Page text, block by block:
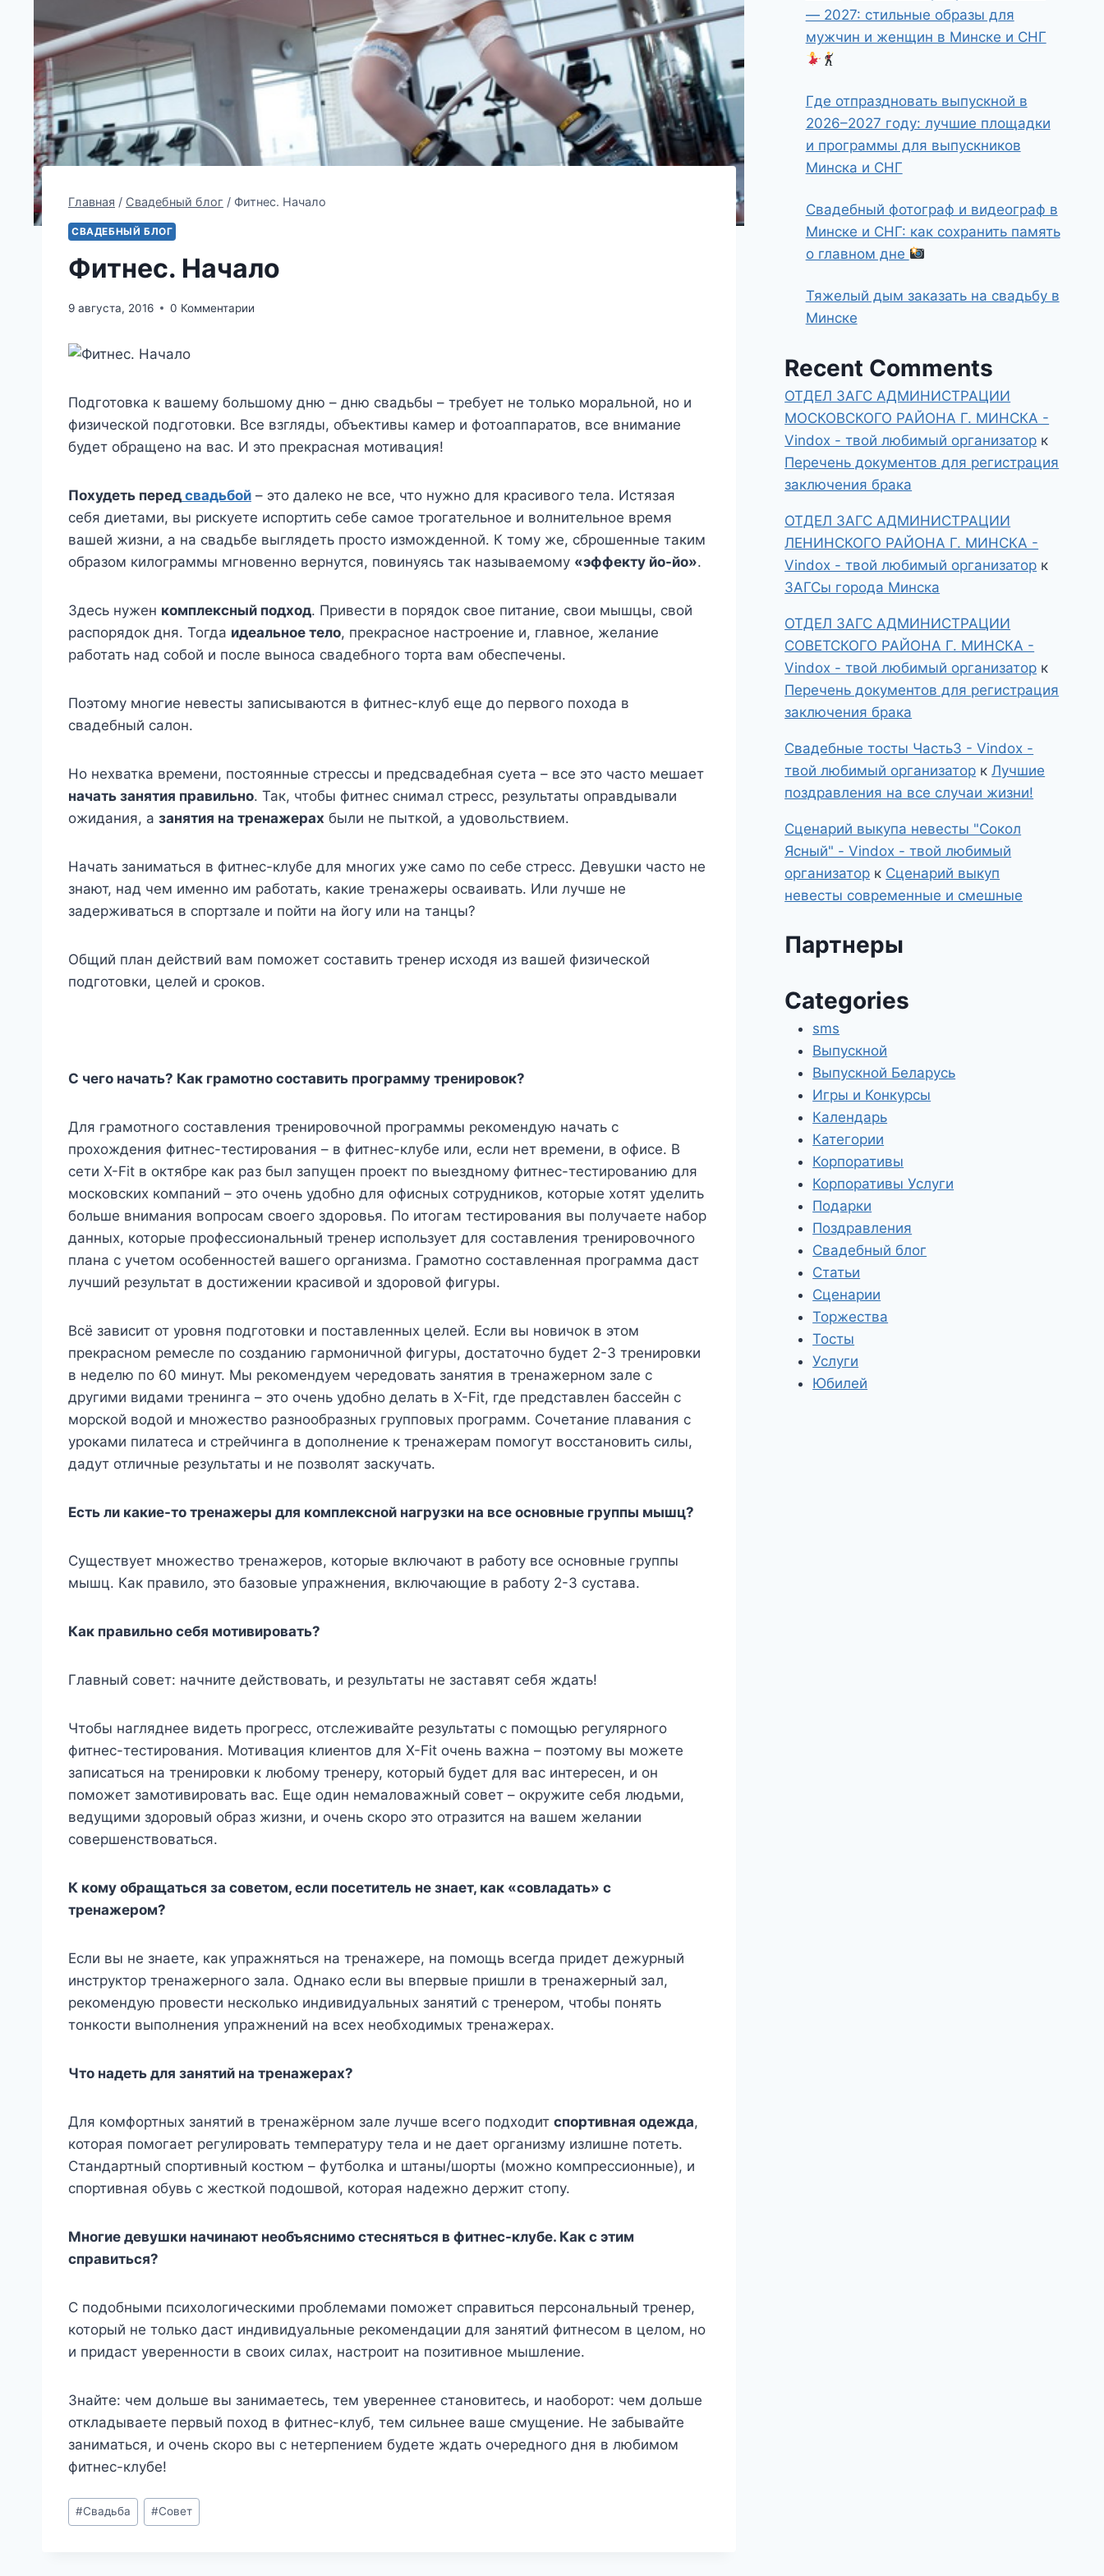
Главная / Свадебный блог / Фитнес. Начало
СВАДЕБНЫЙ БЛОГ
Фитнес. Начало
9 августа, 2016 0 Комментарии
Подготовка к вашему большому дню – дню свадьбы – требует не только моральной, но и
физической подготовки. Все взгляды, объективы камер и фотоаппаратов, все внимание
будет обращено на вас. И это прекрасная мотивация!
Похудеть перед свадьбой – это далеко не все, что нужно для красивого тела. Истязая
себя диетами, вы рискуете испортить себе самое трогательное и волнительное время
вашей жизни, а на свадьбе выглядеть просто изможденной. К тому же, сброшенные таким
образом килограммы мгновенно вернутся, повинуясь так называемому «эффекту йо-йо».
Здесь нужен комплексный подход. Привести в порядок свое питание, свои мышцы, свой
распорядок дня. Тогда идеальное тело, прекрасное настроение и, главное, желание
работать над собой и после выноса свадебного торта вам обеспечены.
Поэтому многие невесты записываются в фитнес-клуб еще до первого похода в
свадебный салон.
Но нехватка времени, постоянные стрессы и предсвадебная суета – все это часто мешает
начать занятия правильно. Так, чтобы фитнес снимал стресс, результаты оправдывали
ожидания, а занятия на тренажерах были не пыткой, а удовольствием.
Начать заниматься в фитнес-клубе для многих уже само по себе стресс. Девушки часто не
знают, над чем именно им работать, какие тренажеры осваивать. Или лучше не
задерживаться в спортзале и пойти на йогу или на танцы?
Общий план действий вам поможет составить тренер исходя из вашей физической
подготовки, целей и сроков.
С чего начать? Как грамотно составить программу тренировок?
Для грамотного составления тренировочной программы рекомендую начать с
прохождения фитнес-тестирования – в фитнес-клубе или, если нет времени, в офисе. В
сети X-Fit в октябре как раз был запущен проект по выездному фитнес-тестированию для
московских компаний – это очень удобно для офисных сотрудников, которые хотят уделить
больше внимания вопросам своего здоровья. По итогам тестирования вы получаете набор
данных, которые профессиональный тренер использует для составления тренировочного
плана с учетом особенностей вашего организма. Грамотно составленная программа даст
лучший результат в достижении красивой и здоровой фигуры.
Всё зависит от уровня подготовки и поставленных целей. Если вы новичок в этом
прекрасном ремесле по созданию гармоничной фигуры, достаточно будет 2-3 тренировки
в неделю по 60 минут. Мы рекомендуем чередовать занятия в тренажерном зале с
другими видами тренинга – это очень удобно делать в X-Fit, где представлен бассейн с
морской водой и множество разнообразных групповых программ. Сочетание плавания с
уроками пилатеса и стрейчинга в дополнение к тренажерам помогут восстановить силы,
дадут отличные результаты и не позволят заскучать.
Есть ли какие-то тренажеры для комплексной нагрузки на все основные группы мышц?
Существует множество тренажеров, которые включают в работу все основные группы
мышц. Как правило, это базовые упражнения, включающие в работу 2-3 сустава.
Как правильно себя мотивировать?
Главный совет: начните действовать, и результаты не заставят себя ждать!
Чтобы нагляднее видеть прогресс, отслеживайте результаты с помощью регулярного
фитнес-тестирования. Мотивация клиентов для X-Fit очень важна – поэтому вы можете
записаться на тренировки к любому тренеру, который будет для вас интересен, и он
поможет замотивировать вас. Еще один немаловажный совет – окружите себя людьми,
ведущими здоровый образ жизни, и очень скоро это отразится на вашем желании
совершенствоваться.
К кому обращаться за советом, если посетитель не знает, как «совладать» с
тренажером?
Если вы не знаете, как упражняться на тренажере, на помощь всегда придет дежурный
инструктор тренажерного зала. Однако если вы впервые пришли в тренажерный зал,
рекомендую провести несколько индивидуальных занятий с тренером, чтобы понять
тонкости выполнения упражнений на всех необходимых тренажерах.
Что надеть для занятий на тренажерах?
Для комфортных занятий в тренажёрном зале лучше всего подходит спортивная одежда,
которая помогает регулировать температуру тела и не дает организму излишне потеть.
Стандартный спортивный костюм – футболка и штаны/шорты (можно компрессионные), и
спортивная обувь с жесткой подошвой, которая надежно держит стопу.
Многие девушки начинают необъяснимо стесняться в фитнес-клубе. Как с этим
справиться?
С подобными психологическими проблемами поможет справиться персональный тренер,
который не только даст индивидуальные рекомендации для занятий фитнесом в целом, но
и придаст уверенности в своих силах, настроит на позитивное мышление.
Знайте: чем дольше вы занимаетесь, тем увереннее становитесь, и наоборот: чем дольше
откладываете первый поход в фитнес-клуб, тем сильнее ваше смущение. Не забывайте
заниматься, и очень скоро вы с нетерпением будете ждать очередного дня в любимом
фитнес-клубе!
Метки
записи:
#Свадьба #Совет
— 2027: стильные образы для
мужчин и женщин в Минске и СНГ
Где отпраздновать выпускной в
2026–2027 году: лучшие площадки
и программы для выпускников
Минска и СНГ
Свадебный фотограф и видеограф в
Минске и СНГ: как сохранить память
о главном дне
Тяжелый дым заказать на свадьбу в
Минске
Recent Comments
ОТДЕЛ ЗАГС АДМИНИСТРАЦИИ
МОСКОВСКОГО РАЙОНА Г. МИНСКА -
Vindox - твой любимый организатор к
Перечень документов для регистрация
заключения брака
ОТДЕЛ ЗАГС АДМИНИСТРАЦИИ
ЛЕНИНСКОГО РАЙОНА Г. МИНСКА -
Vindox - твой любимый организатор к
ЗАГСы города Минска
ОТДЕЛ ЗАГС АДМИНИСТРАЦИИ
СОВЕТСКОГО РАЙОНА Г. МИНСКА -
Vindox - твой любимый организатор к
Перечень документов для регистрация
заключения брака
Свадебные тосты Часть3 - Vindox -
твой любимый организатор кЛучшие
поздравления на все случаи жизни!
Сценарий выкупа невесты "Сокол
Ясный" - Vindox - твой любимый
организатор к Сценарий выкуп
невесты современные и смешные
Партнеры
Categories
sms
Выпускной
Выпускной Беларусь
Игры и Конкурсы
Календарь
Категории
Корпоративы
Корпоративы Услуги
Подарки
Поздравления
Свадебный блог
Статьи
Сценарии
Торжества
Тосты
Услуги
Юбилей